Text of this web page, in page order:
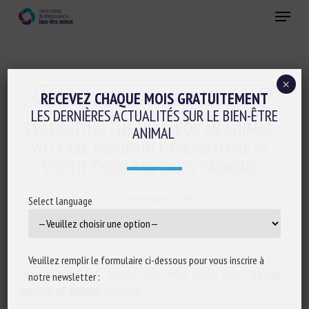
Menu
Evaluation du bien-être animal et Etiquetage
EVALUATING THE NEED FOR AN ANIMAL
SOUTH TYROLEAN DAIRY FARMING
Type de document : article scientifique publié dans l’
RECEVEZ CHAQUE MOIS GRATUITEMENT
LES DERNIÈRES ACTUALITÉS SUR LE BIEN-ÊTRE
ANIMAL
Select language
Veuillez remplir le formulaire ci-dessous pour vous inscrire à
notre newsletter :
×